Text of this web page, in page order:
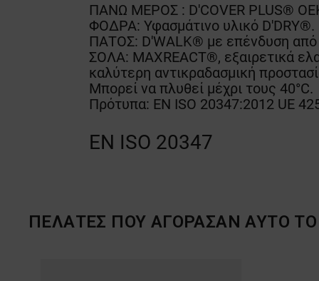
ΠΑΝΩ ΜΕΡΟΣ : D'COVER PLUS®
ΦΟΔΡΑ: Υφασμάτινο υλικό D'DRY®.
ΠΑΤΟΣ: D'WALK® με επένδυση από
ΣΟΛΑ: MAXREACT®, εξαιρετικά
καλύτερη αντικραδασμική
Μπορεί να πλυθεί μέχρι τους 40°C.
Πρότυπα: EN ISO 20347:2012 UE
EN ISO 20347
ΠΕΛΆΤΕΣ ΠΟΥ ΑΓΌΡΑΣΑΝ ΑΥΤΌ